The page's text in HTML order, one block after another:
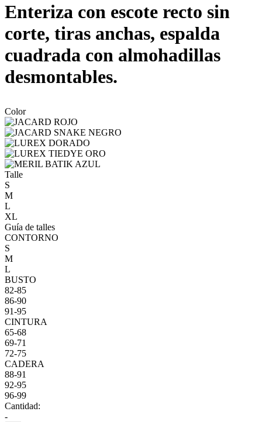
Enteriza con escote recto sin
corte, tiras anchas, espalda
cuadrada con almohadillas
desmontables.
Color
Talle
S
M
L
XL
Guía de talles
CONTORNO
S
M
L
BUSTO
82-85
86-90
91-95
CINTURA
65-68
69-71
72-75
CADERA
88-91
92-95
96-99
Cantidad:
-